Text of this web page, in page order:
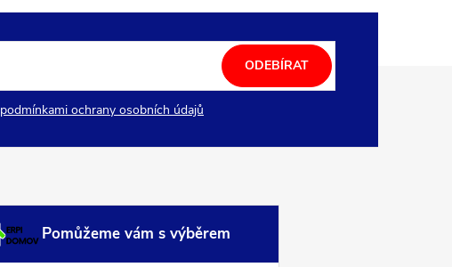
podmínkami ochrany osobních údajů
ODEBÍRAT
Pomůžeme vám s výběrem